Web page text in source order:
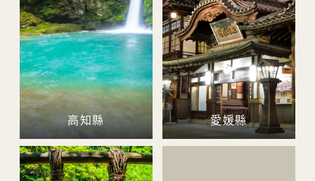
高知縣 愛媛縣